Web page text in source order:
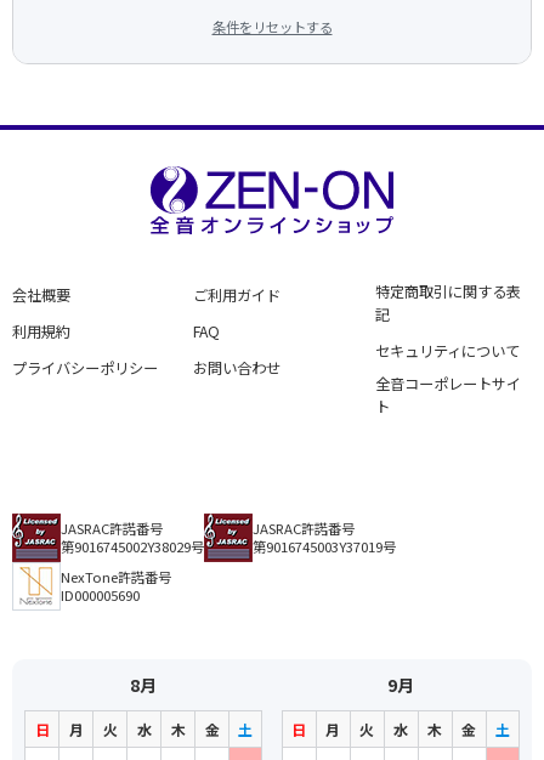
条件をリセットする
会社概要
利用規約
プライバシーポリシー
ご利用ガイド
FAQ
お問い合わせ
特定商取引に関する表
記
セキュリティについて
全音コーポレートサイ
ト
JASRAC許諾番号
第9016745002Y38029号
JASRAC許諾番号
第9016745003Y37019号
NexTone許諾番号
ID000005690
8月
日 月 火 水 木 金
土
9月
日 月 火 水 木 金
土